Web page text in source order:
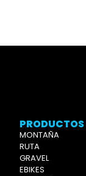
PRODUCTOS
MONTAÑA
RUTA
GRAVEL
EBIKES